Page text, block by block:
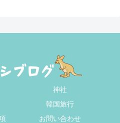
神社
韓国旅行
お問い合わせ